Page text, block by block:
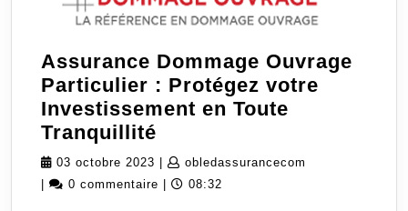
Assurance Dommage Ouvrage
Particulier : Protégez votre
Investissement en Toute
Tranquillité
Dommage
Ouvrage
03 octobre 2023 03
octobre
obledassurancecom
0 commentaire 08:32